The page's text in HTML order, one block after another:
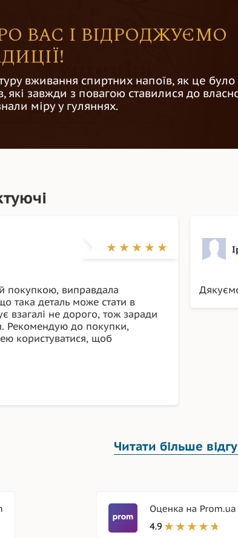
ВАС І ВІДРОДЖУЄМО
вживання спиртних напоїв, як це
які завжди з повагою ставилися до
міру у гуляннях.
покупкою, виправдала
така деталь може стати в
взагалі не дорого, тож заради
Рекомендую до покупки,
користуватися, щоб
Читати більше